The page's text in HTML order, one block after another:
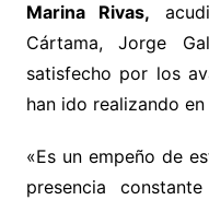
Marina Rivas,
Cártama, Jorge
satisfecho por los
han ido realizando
«Es un empeño de
presencia